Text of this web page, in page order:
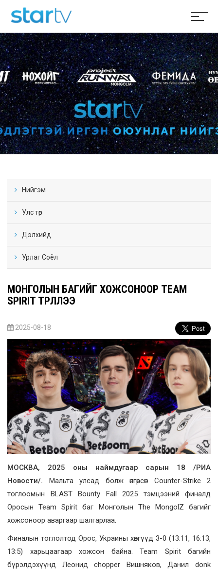
Нийгэм
Улс төр
Дэлхийд
Урлаг Соёл
МОНГОЛЫН БАГИЙГ ХОЖСОНООР TEAM
SPIRIT ТҮРҮҮЛЛЭЭ
2025-08-18
МОСКВА, 2025 оны наймдугаар сарын 18 /РИА
Новости/. Мальта улсад болж өнгөрсөн Counter-Strike 2
тоглоомын BLAST Bounty Fall 2025 тэмцээний финалд
Оросын Team Spirit баг Монголын The MongolZ багийг
хожсоноор аваргаар шалгарлаа.
Финалын тоглолтод Орос, Украины хөвгүүд 3-0 (13:11, 16:13,
13:5) харьцаагаар хожсон байна. Team Spirit багийн
бүрэлдэхүүнд Леонид chopper Вишняков, Данил donk